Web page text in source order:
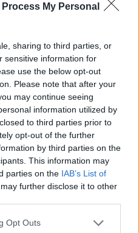
Process My Personal
sharing to third parties, or
sensitive information for
use the below opt-out
Please note that after your
may continue seeing
information utilized by
to third parties prior to
opt-out of the further
by third parties on the
This information may
parties on the IAB’s List of
further disclose it to other
uses one or more Google
Opt Outs
χώρος σε όλους
τηςΝαυσικάς
Τζιαντζή. Η
η επιμέλεια
και διαμορφώνουν το
η εποχή
δημοσιογράφος